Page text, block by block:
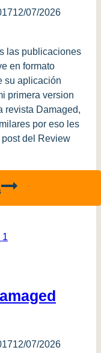
12/07/2026
las publicaciones
en formato
su aplicación
primera version
revista Damaged,
por eso les
del Review
Review
Nro
12/07/2026